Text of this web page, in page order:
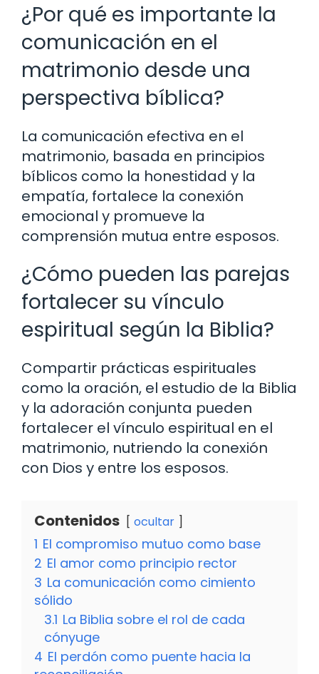
¿Por qué es importante la
comunicación en el
matrimonio desde una
perspectiva bíblica?
La comunicación efectiva en el
matrimonio, basada en principios
bíblicos como la honestidad y la
empatía, fortalece la conexión
emocional y promueve la
comprensión mutua entre esposos.
¿Cómo pueden las parejas
fortalecer su vínculo
espiritual según la Biblia?
Compartir prácticas espirituales
como la oración, el estudio de la Biblia
y la adoración conjunta pueden
fortalecer el vínculo espiritual en el
matrimonio, nutriendo la conexión
con Dios y entre los esposos.
Contenidos ocultar
1 El compromiso mutuo como base
2 El amor como principio rector
3 La comunicación como cimiento
sólido
3.1 La Biblia sobre el rol de cada
cónyuge
4 El perdón como puente hacia la